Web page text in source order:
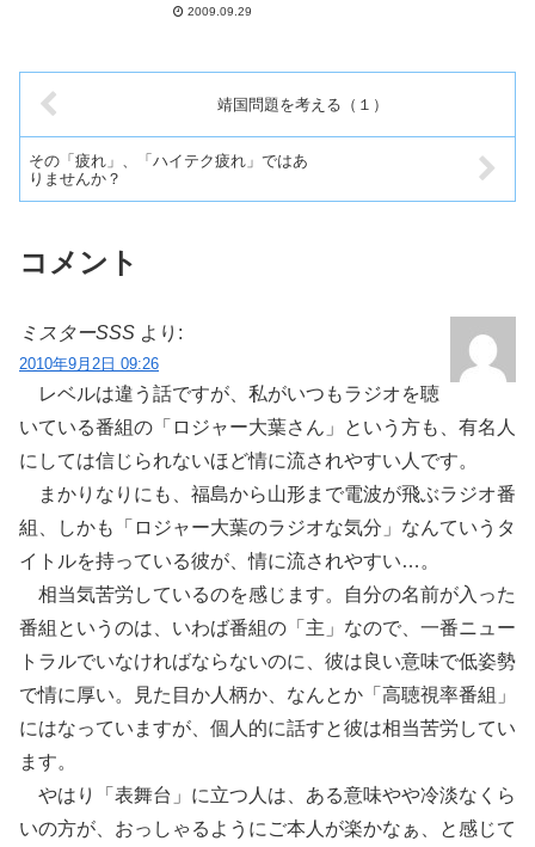
まずは記事を読んで頂きたいと思
造的問題の「ある一面」を鋭く
批...
2009.09.29
靖国問題を考える（１）
その「疲れ」、「ハイテク疲れ」ではあ
りませんか？
コメント
ミスターSSS より:
2010年9月2日 09:26
レベルは違う話ですが、私がいつもラジオを聴
いている番組の「ロジャー大葉さん」という方も、有名人
にしては信じられないほど情に流されやすい人です。
まかりなりにも、福島から山形まで電波が飛ぶラジオ番
組、しかも「ロジャー大葉のラジオな気分」なんていうタ
イトルを持っている彼が、情に流されやすい…。
相当気苦労しているのを感じます。自分の名前が入った
番組というのは、いわば番組の「主」なので、一番ニュー
トラルでいなければならないのに、彼は良い意味で低姿勢
で情に厚い。見た目か人柄か、なんとか「高聴視率番組」
にはなっていますが、個人的に話すと彼は相当苦労してい
ます。
やはり「表舞台」に立つ人は、ある意味やや冷淡なくら
いの方が、おっしゃるようにご本人が楽かなぁ、と感じて